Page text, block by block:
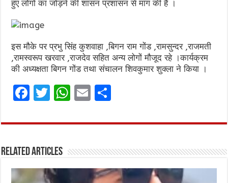
हुए लोगों का जोड़ने की शासन प्रशासन से मांग की हैं ।
इस मौके पर प्रभु सिंह कुशवाहा ,बिगन राम गोंड ,रामसुन्दर ,राजमती
,रामस्वरूप खरवार ,राजदेव सहित अन्य लोगों मौजूद रहे ।कार्यक्रम
की अध्यक्षता बिगन गोंड तथा संचालन शिवकुमार शुक्ला ने किया ।
F
ce
o
o
T
it
r
W
at
A
p
E
ai ar
Related Articles